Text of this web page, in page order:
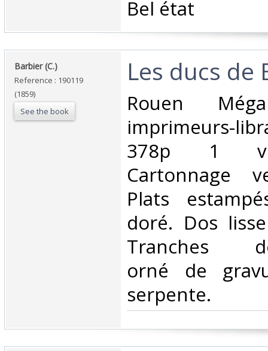
‎Bel état ‎
‎Barbier (C.) ‎
Reference : 190119
(1859)
See the book
‎Les ducs de
‎Rouen
imprimeurs-
378p 1
Cartonnage
Plats
doré. Dos
Tranches
orné de
serpente. ‎